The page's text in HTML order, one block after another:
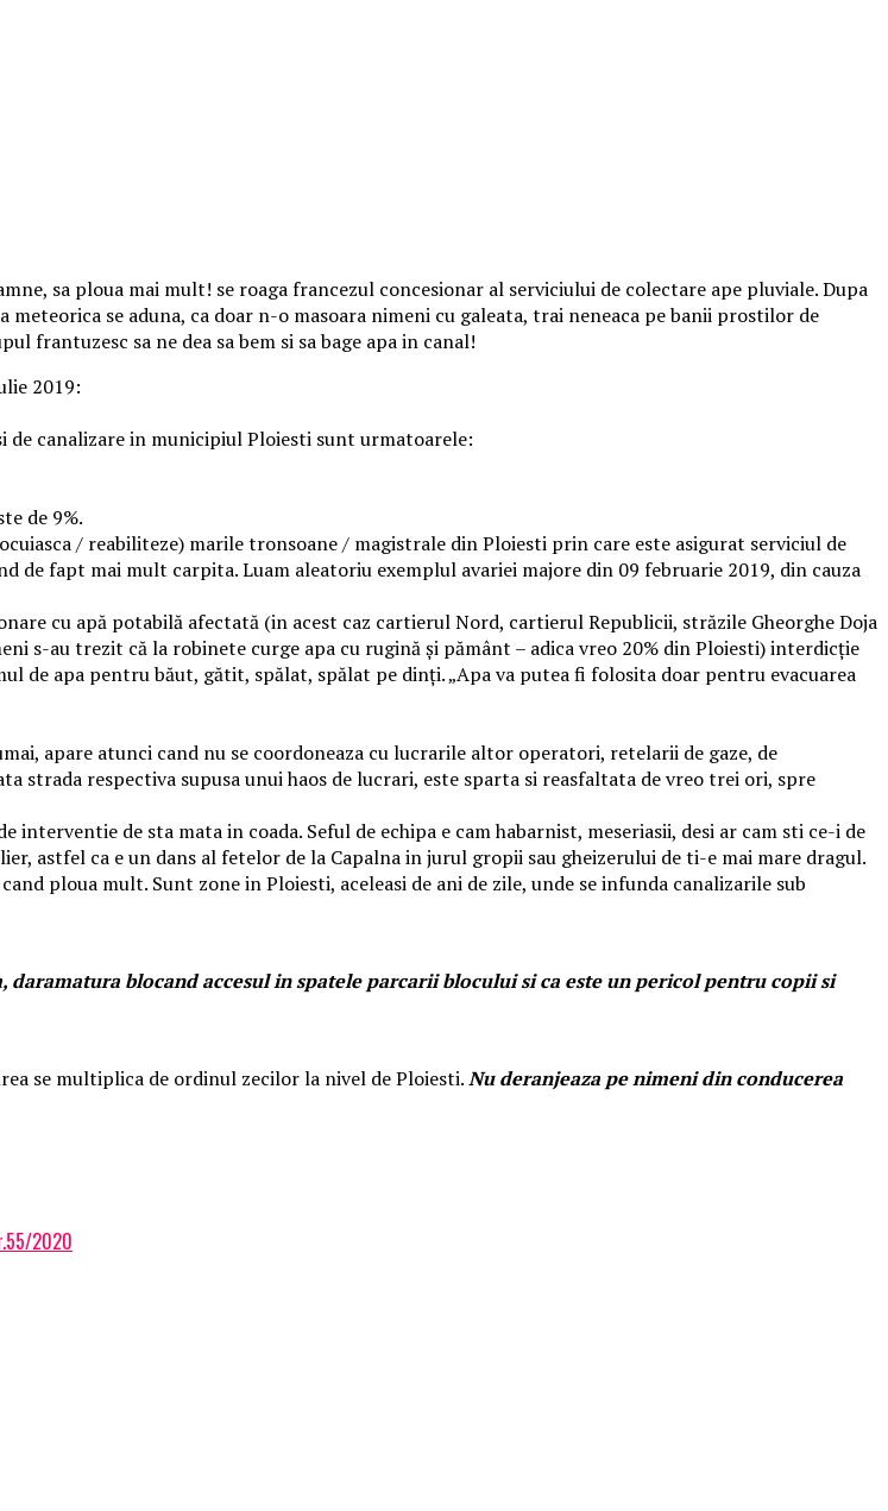
sa ploua mai mult! se roaga francezul concesionar al serviciului de colectare ape pluviale. Dupa
se aduna, ca doar n-o masoara nimeni cu galeata, trai neneaca pe banii prostilor de
frantuzesc sa ne dea sa bem si sa bage apa in canal!
2019:
de canalizare in municipiul Ploiesti sunt urmatoarele:
de 9%.
/ reabiliteze) marile tronsoane / magistrale din Ploiesti prin care este asigurat serviciul de
fapt mai mult carpita. Luam aleatoriu exemplul avariei majore din 09 februarie 2019, din cauza
cu apă potabilă afectată (in acest caz cartierul Nord, cartierul Republicii, străzile Gheorghe Doja
s-au trezit că la robinete curge apa cu rugină şi pământ – adica vreo 20% din Ploiesti) interdicţie
de apa pentru băut, gătit, spălat, spălat pe dinţi. „Apa va putea fi folosita doar pentru evacuarea
apare atunci cand nu se coordoneaza cu lucrarile altor operatori, retelarii de gaze, de
strada respectiva supusa unui haos de lucrari, este sparta si reasfaltata de vreo trei ori, spre
de sta mata in coada. Seful de echipa e cam habarnist, meseriasii, desi ar cam sti ce-i de
astfel ca e un dans al fetelor de la Capalna in jurul gropii sau gheizerului de ti-e mai mare dragul.
ploua mult. Sunt zone in Ploiesti, aceleasi de ani de zile, unde se infunda canalizarile sub
blocand accesul in spatele parcarii blocului si ca este un pericol pentru copii si
se multiplica de ordinul zecilor la nivel de Ploiesti.Nu deranjeaza pe nimeni din conducerea
2020